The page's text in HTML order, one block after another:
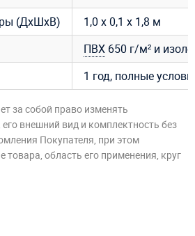
(ДхШхВ)
1,0 х 0,1 х 1,8 м
ПВХ 650 г/м² и
1 год, полные
за собой право изменять
внешний вид и комплектность без
Покупателя, при этом
товара, область его применения, круг